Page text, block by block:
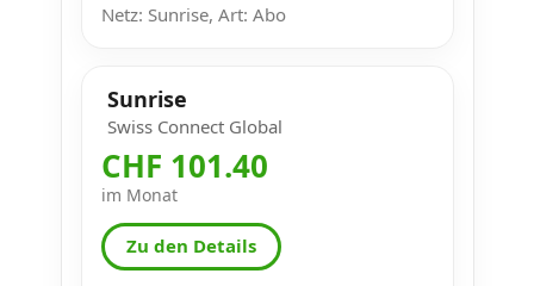
Netz: Sunrise, Art: Abo
Sunrise
Swiss Connect Global
CHF 101.40
im Monat
Zu den Details